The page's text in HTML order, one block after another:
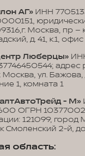
АГ» ИНН
Москва, пр –
д. 41, к.1,
Люберцы»
адрес
Москва, ул. Бажова,
1, комната 1
- М»
ОГРН
121099, город
Смоленский 2-й,
область: